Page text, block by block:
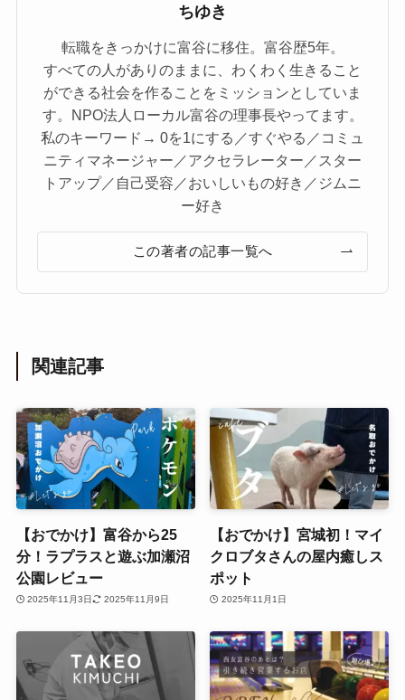
ちゆき
転職をきっかけに富谷に移住。富谷歴5年。
すべての人がありのままに、わくわく生きること
ができる社会を作ることをミッションとしていま
す。NPO法人ローカル富谷の理事長やってます。
私のキーワード→ 0を1にする／すぐやる／コミュ
ニティマネージャー／アクセラレーター／スター
トアップ／自己受容／おいしいもの好き／ジムニ
ー好き
この著者の記事一覧へ
関連記事
【おでかけ】富谷から25
分！ラプラスと遊ぶ加瀬沼
公園レビュー
2025年11月3日 2025年11月9日
【おでかけ】宮城初！マイ
クロブタさんの屋内癒しス
ポット
2025年11月1日